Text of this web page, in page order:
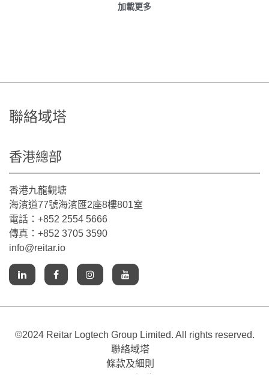
加載更多
聯絡域塔
香港總部
香港九龍觀塘
海濱道77號海濱匯2座8樓801室
電話：+852 2554 5666
傳真：+852 3705 3590
info@reitar.io
©2024 Reitar Logtech Group Limited. All rights reserved.
聯絡域塔
條款及細則